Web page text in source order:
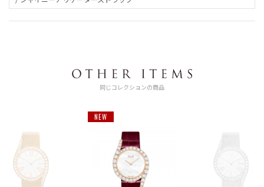
同じコレクションの商品
NEW